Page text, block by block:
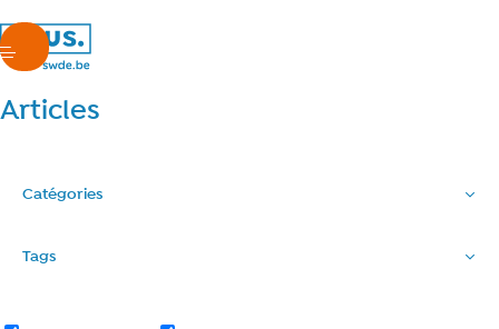
nous.swde
menu
Articles
Catégories
Tags